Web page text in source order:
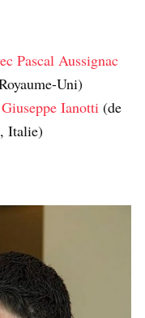
Pascal Aussignac
Uni)
Ianotti (de
Italie)